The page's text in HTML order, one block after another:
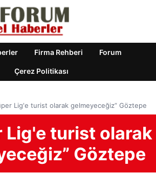
Firma Rehberi Forum
Çerez Politikası
Lig'e turist olarak gelmeyeceğiz” Göztepe
Lig'e turist olarak
Göztepe